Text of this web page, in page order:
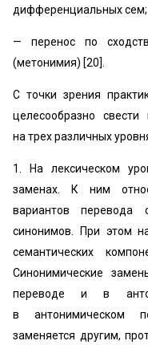
дифференциальных сем;
— перенос по
(метонимия) [20].
С точки зрения
целесообразно
на трех различных
1. На лексическом
заменах. К ним
вариантов перевода
синонимов. При этом
семантических
Синонимические
переводе и в
в антонимическом
заменяется другим,